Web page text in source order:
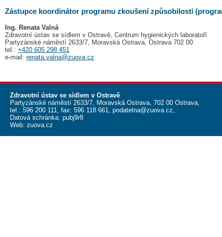
Zástupce koordinátor programu zkoušení způsobilosti
Ing. Renata Valná
Zdravotní ústav se sídlem v Ostravě, Centrum hygienických laboratoří
Partyzánské náměstí 2633/7, Moravská Ostrava, Ostrava 702 00
tel.: +420 605 298 451
e-mail: renata.valna@zuova.cz
Zdravotní ústav se sídlem v Ostravě
Partyzánské náměstí 2633/7, Moravská Ostrava, 702 00 Ostrava,
tel.: 596 200 111, fax: 596 118 661, podatelna@zuova.cz,
Datová schránka: pubj9r8
Web: zuova.cz